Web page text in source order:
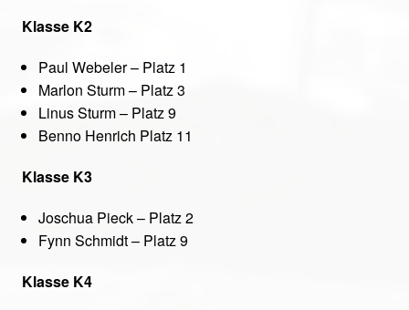
Klasse K2
Paul Webeler – Platz 1
Marlon Sturm – Platz 3
Linus Sturm – Platz 9
Benno Henrich Platz 11
Klasse K3
Joschua Pieck – Platz 2
Fynn Schmidt – Platz 9
Klasse K4